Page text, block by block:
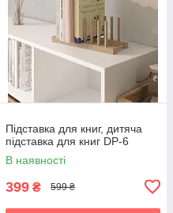
Підставка для книг, дитяча
підставка для книг DP-6
В наявності
399 ₴ 599 ₴